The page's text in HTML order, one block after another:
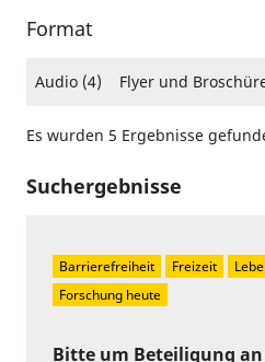
Format
Audio (4) Flyer und
Es wurden 5 Ergebnisse
Suchergebnisse
Bitte um Beteiligung
Barrierefreiheit Freizeit
Forschung heute